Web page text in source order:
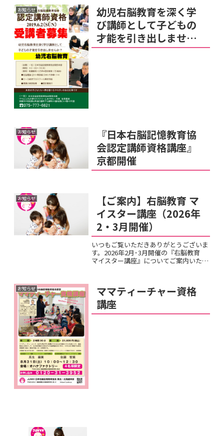
「地域」から右脳教育を広げていく仲間
を求めています。...
お知らせ
幼児右脳教育を深く学
び講師として子どもの
才能を引き出しません
か？
お知らせ
『日本右脳記憶教育協
会認定講師資格講座』
京都開催
お知らせ
【ご案内】右脳教育 マ
イスター講座（2026年
2・3月開催）
いつもご覧いただきありがとうございま
す。2026年2月･3月開催の『右脳教育
マイスター講座』についてご案内いたし
着順）👉こんな方におすすめです！
「わが子に合った学...
お知らせ
ママティーチャー資格
講座